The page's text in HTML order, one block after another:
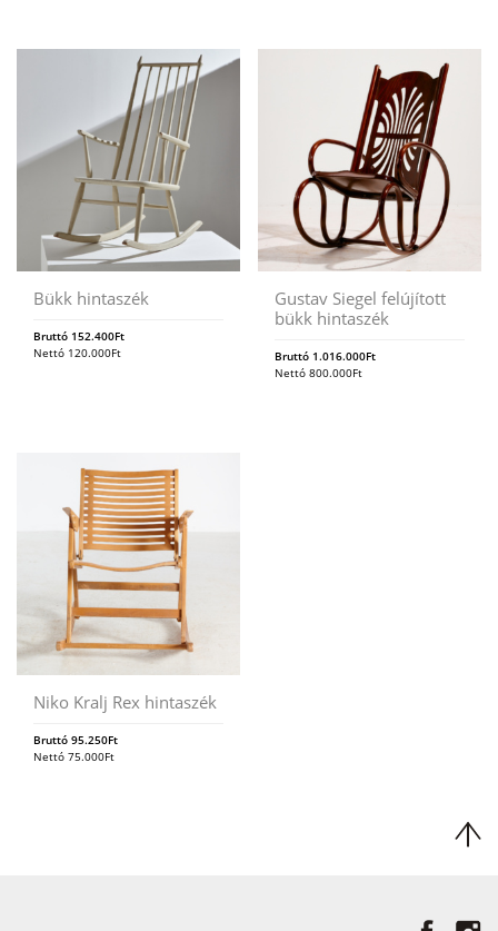
Bükk hintaszék
Bruttó 152.400Ft
Nettó 120.000Ft
Gustav Siegel felújított
bükk hintaszék
Bruttó 1.016.000Ft
Nettó800.000Ft
Niko Kralj Rex hintaszék
Bruttó 95.250Ft
Nettó 75.000Ft